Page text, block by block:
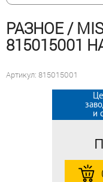
РАЗНОЕ /
815015001
Артикул: 815015001
и
и